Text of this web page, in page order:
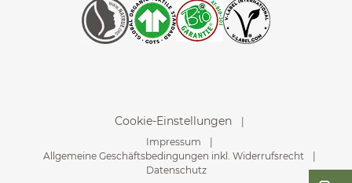
Cookie-Einstellungen
Impressum
Allgemeine Geschäftsbedingungen inkl. Widerrufsrecht
Datenschutz